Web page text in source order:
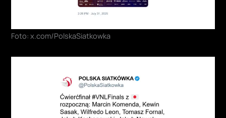
Foto: x.com/PolskaSiatkowka